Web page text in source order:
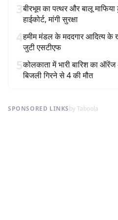
3बीरभूम का पत्थर और बालू
हाईकोर्ट, मांगी सुरक्षा
4हमीम मंडल के मददगार आदित्य के
जुटी एसटीएफ
5कोलकाता में भारी बारिश का ऑरेंज
बिजली गिरने से 4 की मौत
SPONSORED LINKSby Taboola